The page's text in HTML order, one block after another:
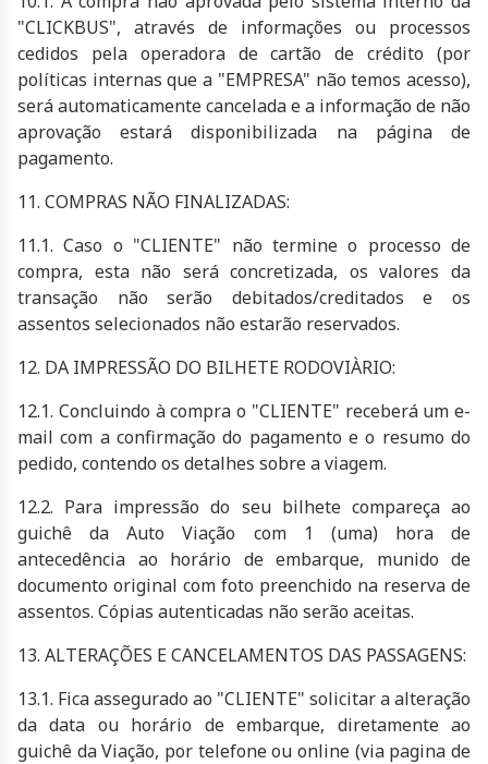
"CLICKBUS", através de informações ou processos
cedidos pela operadora de cartão de crédito (por
políticas internas que a "EMPRESA" não temos acesso),
será automaticamente cancelada e a informação de não
aprovação estará disponibilizada na página de
pagamento.
11. COMPRAS NÃO FINALIZADAS:
11.1. Caso o "CLIENTE" não termine o processo de
compra, esta não será concretizada, os valores da
transação não serão debitados/creditados e os
assentos selecionados não estarão reservados.
12. DA IMPRESSÃO DO BILHETE RODOVIÀRIO:
12.1. Concluindo à compra o "CLIENTE" receberá um e-
mail com a confirmação do pagamento e o resumo do
pedido, contendo os detalhes sobre a viagem.
12.2. Para impressão do seu bilhete compareça ao
guichê da Auto Viação com 1 (uma) hora de
antecedência ao horário de embarque, munido de
documento original com foto preenchido na reserva de
assentos. Cópias autenticadas não serão aceitas.
13. ALTERAÇÕES E CANCELAMENTOS DAS PASSAGENS:
13.1. Fica assegurado ao "CLIENTE" solicitar a alteração
da data ou horário de embarque, diretamente ao
guichê da Viação, por telefone ou online (via pagina de